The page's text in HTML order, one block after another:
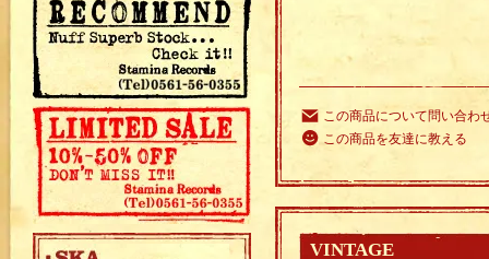
この商品について問い合わ
この商品を友達に教える
VINTAGE